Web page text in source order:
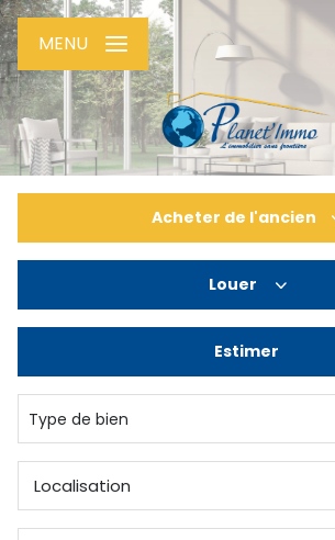
MENU
Acheter de l'ancien
De l'immo pro
Louer
Estimer
Type de bien
Localisation